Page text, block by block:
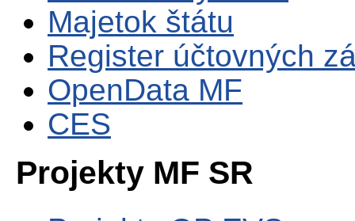
Majetok štátu
Register účtovných
OpenData MF
CES
Projekty MF SR